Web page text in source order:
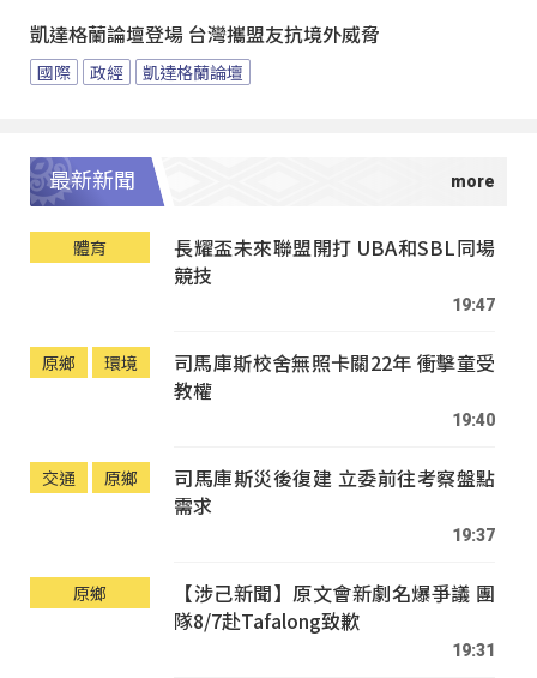
凱達格蘭論壇登場 台灣攜盟友抗境外威脅
國際 政經 凱達格蘭論壇
最新新聞
體育
長耀盃未來聯盟開打 UBA和SBL同場
競技
19:47
原鄉 環境
司馬庫斯校舍無照卡關22年 衝擊童受
教權
19:40
交通 原鄉
司馬庫斯災後復建 立委前往考察盤點
需求
19:37
原鄉
【涉己新聞】原文會新劇名爆爭議 團
隊8/7赴Tafalong致歉
19:31